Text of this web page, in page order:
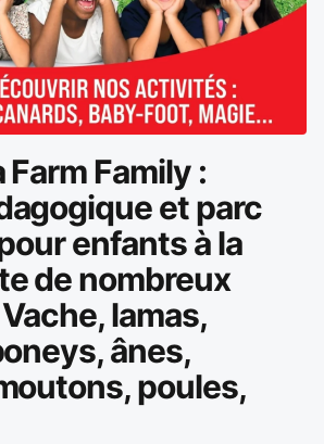
Family :
et parc
enfants à la
de nombreux
lamas,
ânes,
poules,